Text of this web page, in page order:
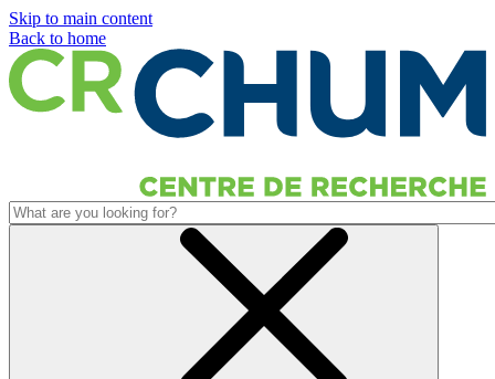
Skip to main content
Back to home